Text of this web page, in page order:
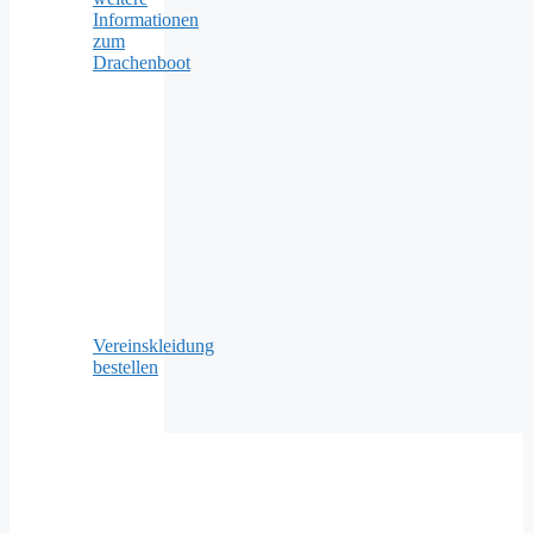
Informationen
zum
Drachenboot
Vereinskleidung
bestellen